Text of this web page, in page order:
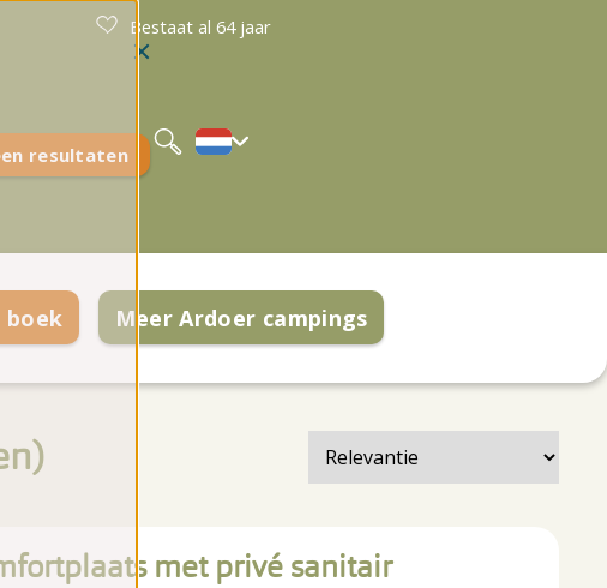
Bestaat al 64 jaar
resultaten
English
boek Meer Ardoer campings
)
met privé sanitair